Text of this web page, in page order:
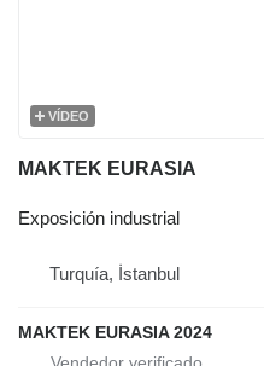
VÍDEO
MAKTEK EURASIA
Exposición industrial
Turquía, İstanbul
MAKTEK EURASIA 2024